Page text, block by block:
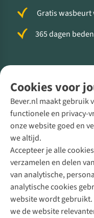
Cookies voor
Bever.nl maakt gebruik
functionele en privacy-
onze website goed en
we altijd.
Accepteer je alle
verzamelen en delen
van analytische,
analytische cookies
website wordt
we de website
Gratis wasbeurt
365 dagen
Direct advies van
+31 (0)85 888 50 88
+31 6 12 28 49 80
Contactformulier